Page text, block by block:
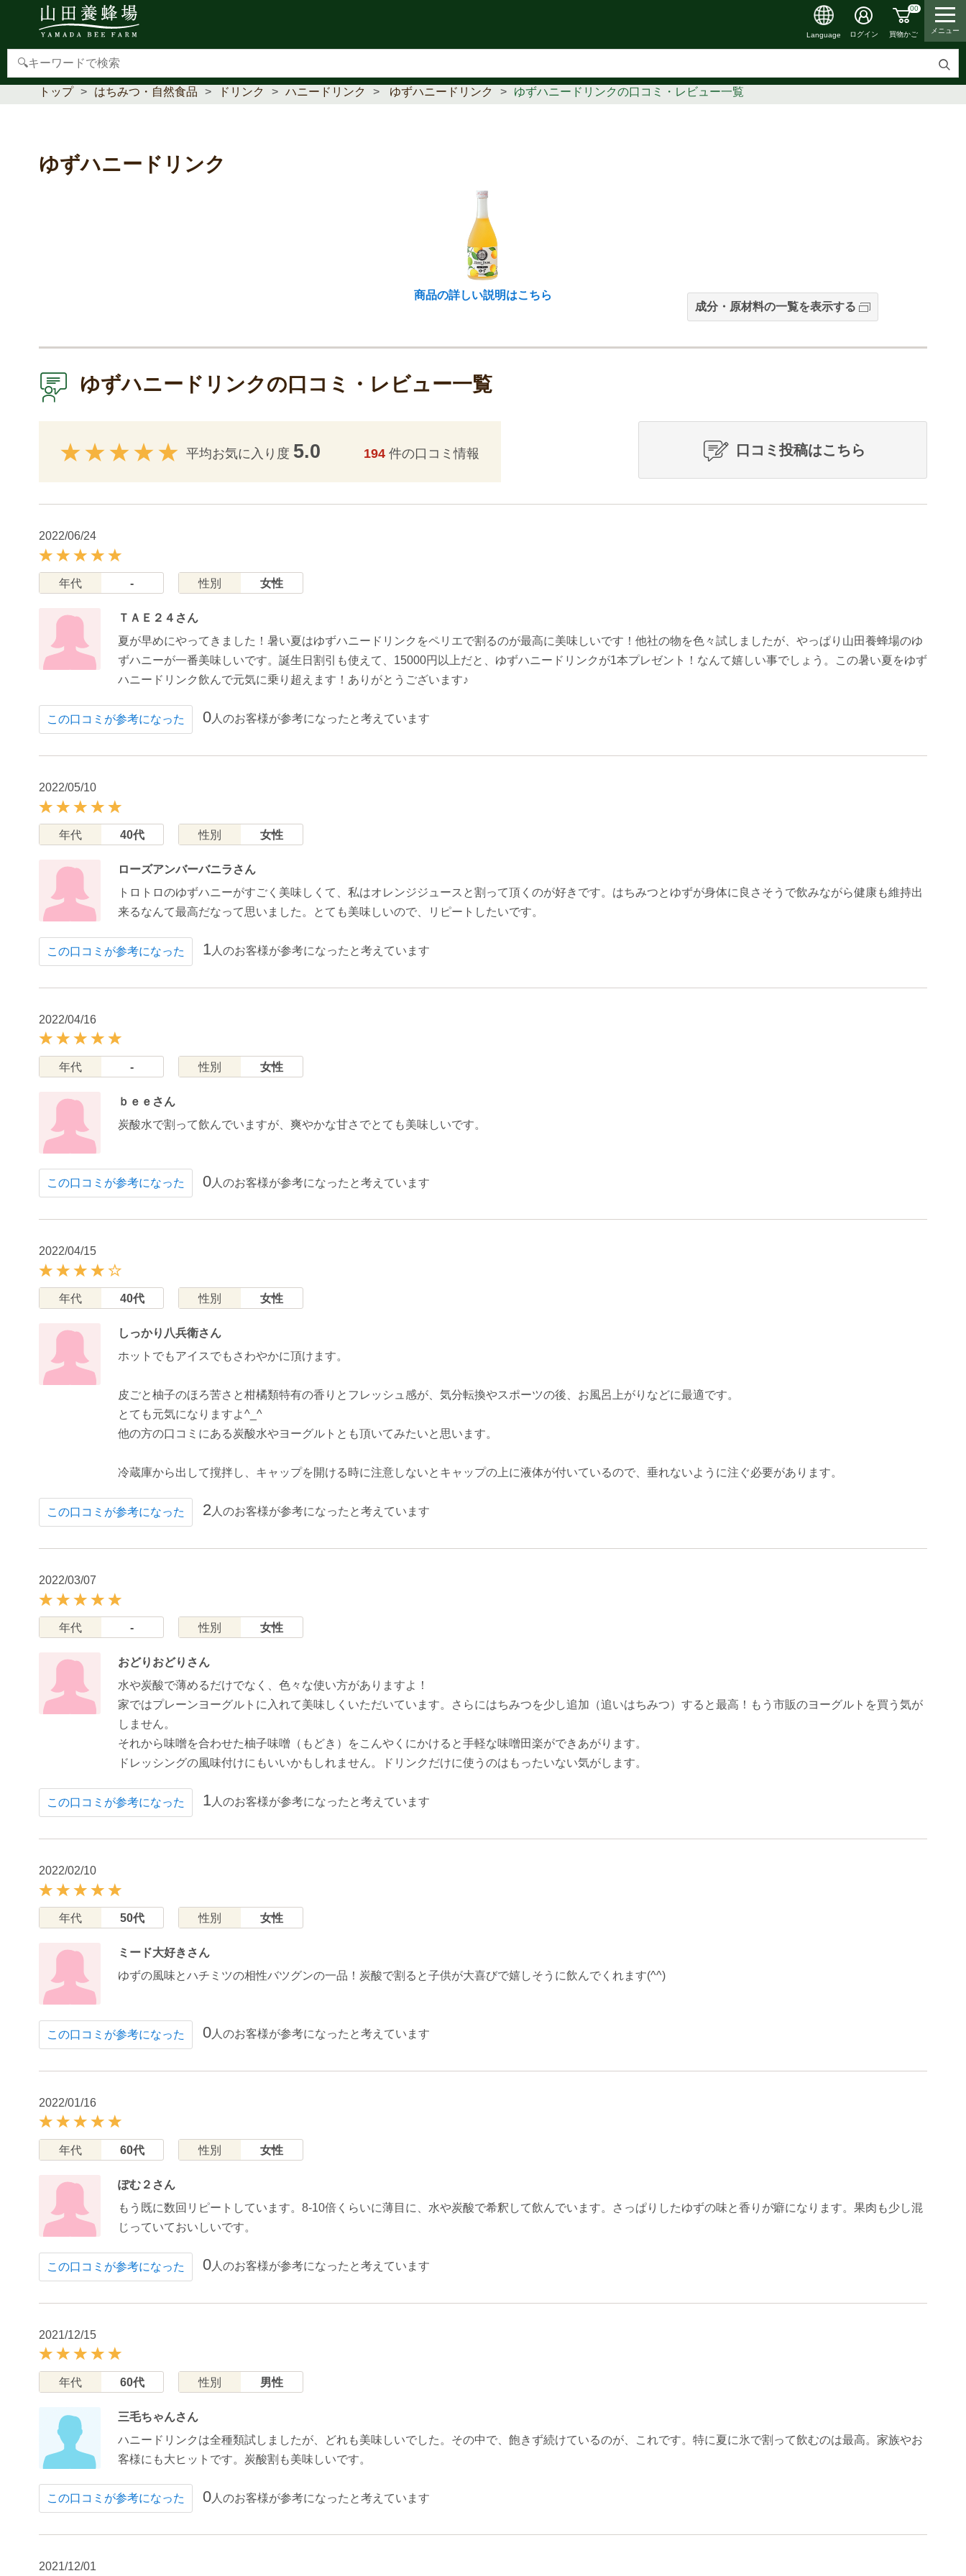
検
Language ログイン
00
買物かご メニュー
【重要】本人認証サービス(3Dセキュア2.0)導入のお知らせ
トップ はちみつ・自然食品 ドリンク ハニードリンク ゆずハニードリンク ゆずハニードリンクの口コミ・レビュー一覧
ゆずハニードリンク
商品の詳しい説明はこちら
成分・原材料の一覧を表示する
ゆずハニードリンクの口コミ・レビュー一覧
口コミ投稿はこちら
平均お気に入り度 5.0 194 件の口コミ情報
2022/06/24
年代 - 性別 女性
ＴＡＥ２４さん
夏が早めにやってきました！暑い夏はゆずハニードリンクをペリエで割るのが最高に美味しいです！他社の物を色々試しましたが、やっぱり山田養蜂場のゆ
ずハニーが一番美味しいです。誕生日割引も使えて、15000円以上だと、ゆずハニードリンクが1本プレゼント！なんて嬉しい事でしょう。この暑い夏をゆず
ハニードリンク飲んで元気に乗り超えます！ありがとうございます♪
この口コミが参考になった 0人のお客様が参考になったと考えています
2022/05/10
年代 40代 性別 女性
ローズアンバーバニラさん
トロトロのゆずハニーがすごく美味しくて、私はオレンジジュースと割って頂くのが好きです。はちみつとゆずが身体に良さそうで飲みながら健康も維持出
来るなんて最高だなって思いました。とても美味しいので、リピートしたいです。
この口コミが参考になった 1 人のお客様が参考になったと考えています
2022/04/16
年代 - 性別 女性
ｂｅｅさん
炭酸水で割って飲んでいますが、爽やかな甘さでとても美味しいです。
この口コミが参考になった 0人のお客様が参考になったと考えています
2022/04/15
年代 40代 性別 女性
しっかり八兵衛さん
ホットでもアイスでもさわやかに頂けます。
皮ごと柚子のほろ苦さと柑橘類特有の香りとフレッシュ感が、気分転換やスポーツの後、お風呂上がりなどに最適です。
とても元気になりますよ^_^
他の方の口コミにある炭酸水やヨーグルトとも頂いてみたいと思います。
冷蔵庫から出して撹拌し、キャップを開ける時に注意しないとキャップの上に液体が付いているので、垂れないように注ぐ必要があります。
この口コミが参考になった 2人のお客様が参考になったと考えています
2022/03/07
年代 - 性別 女性
おどりおどりさん
水や炭酸で薄めるだけでなく、色々な使い方がありますよ！
家ではプレーンヨーグルトに入れて美味しくいただいています。さらにはちみつを少し追加（追いはちみつ）すると最高！もう市販のヨーグルトを買う気が
しません。
それから味噌を合わせた柚子味噌（もどき）をこんやくにかけると手軽な味噌田楽ができあがります。
ドレッシングの風味付けにもいいかもしれません。ドリンクだけに使うのはもったいない気がします。
この口コミが参考になった 1 人のお客様が参考になったと考えています
2022/02/10
年代 50代 性別 女性
ミード大好きさん
ゆずの風味とハチミツの相性バツグンの一品！炭酸で割ると子供が大喜びで嬉しそうに飲んでくれます(^^)
この口コミが参考になった 0人のお客様が参考になったと考えています
2022/01/16
年代 60代 性別 女性
ぽむ２さん
もう既に数回リピートしています。8-10倍くらいに薄目に、水や炭酸で希釈して飲んでいます。さっぱりしたゆずの味と香りが癖になります。果肉も少し混
じっていておいしいです。
この口コミが参考になった 0人のお客様が参考になったと考えています
2021/12/15
年代 60代 性別 男性
三毛ちゃんさん
ハニードリンクは全種類試しましたが、どれも美味しいでした。その中で、飽きず続けているのが、これです。特に夏に氷で割って飲むのは最高。家族やお
客様にも大ヒットです。炭酸割も美味しいです。
この口コミが参考になった 0人のお客様が参考になったと考えています
2021/12/01